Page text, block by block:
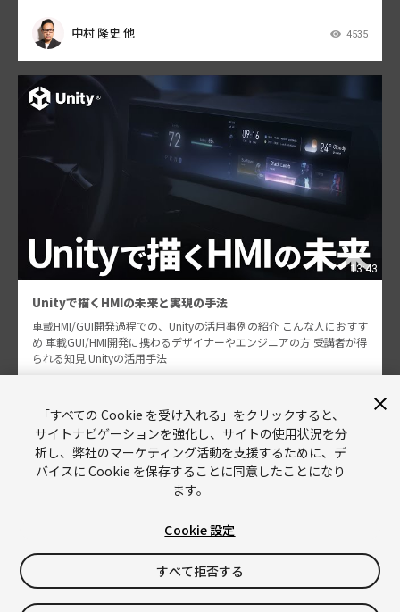
中村 隆史 他 4535
13:43
Unityで描くHMIの未来と実現の手法
車載HMI/GUI開発過程での、Unityの活用事例の紹介 こんな人におすす
め 車載GUI/HMI開発に携わるデザイナーやエンジニアの方 受講者が得
られる知見 Unityの活用手法
中村 隆史
Unity
Copyright © 2026 Unity Technologies
「すべての Cookie を受け入れる」をクリックすると、
サイトナビゲーションを強化し、サイトの使用状況を分
析し、弊社のマーケティング活動を支援するために、デ
バイスに Cookie を保存することに同意したことになり
ます。
Cookie 設定
すべて拒否する